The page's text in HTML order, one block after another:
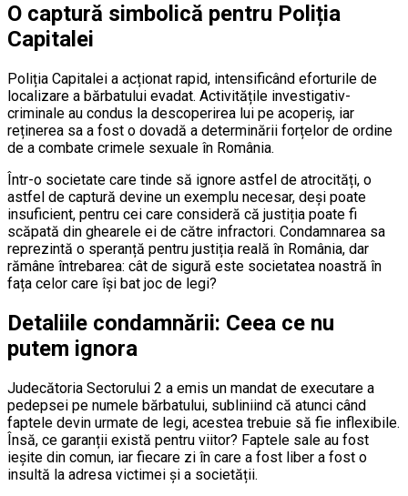
O captură simbolică pentru Poliția
Capitalei
Poliția Capitalei a acționat rapid, intensificând eforturile de
localizare a bărbatului evadat. Activitățile investigativ-
criminale au condus la descoperirea lui pe acoperiș, iar
reținerea sa a fost o dovadă a determinării forțelor de ordine
de a combate crimele sexuale în România.
Într-o societate care tinde să ignore astfel de atrocități, o
astfel de captură devine un exemplu necesar, deși poate
insuficient, pentru cei care consideră că justiția poate fi
scăpată din ghearele ei de către infractori. Condamnarea sa
reprezintă o speranță pentru justiția reală în România, dar
rămâne întrebarea: cât de sigură este societatea noastră în
fața celor care își bat joc de legi?
Detaliile condamnării: Ceea ce nu
putem ignora
Judecătoria Sectorului 2 a emis un mandat de executare a
pedepsei pe numele bărbatului, subliniind că atunci când
faptele devin urmate de legi, acestea trebuie să fie inflexibile.
Însă, ce garanții există pentru viitor? Faptele sale au fost
ieșite din comun, iar fiecare zi în care a fost liber a fost o
insultă la adresa victimei și a societății.